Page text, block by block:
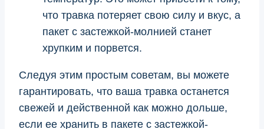
что травка потеряет свою силу и вкус, а
пакет с застежкой-молнией станет
хрупким и порвется.
Следуя этим простым советам, вы можете
гарантировать, что ваша травка останется
свежей и действенной как можно дольше,
если ее хранить в пакете с застежкой-